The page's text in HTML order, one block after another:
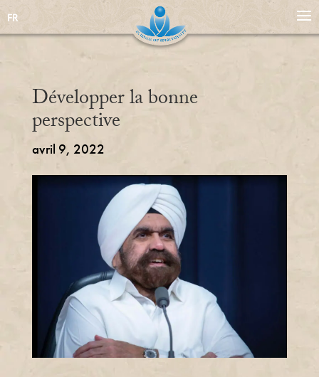
FR
Développer la bonne
perspective
avril 9, 2022